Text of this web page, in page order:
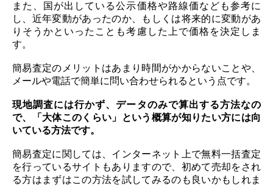
また、国が出している公示価格や路線価なども参考に
し、近年変動があったのか、もしくは将来的に変動があ
りそうかといったことも考慮した上で価格を決定しま
す。
簡易査定のメリットはあまり時間がかからないことや、
メールや電話で簡単に問い合わせられるという点です。
現地調査には行かず、データのみで算出する方法なの
で、「大体このくらい」という概算が知りたい方には向
いている方法です。
簡易査定に関しては、インターネット上で無料一括査定
を行っているサイトもありますので、初めて売却をされ
る方はまずはこの方法を試してみるのも良いかもしれま